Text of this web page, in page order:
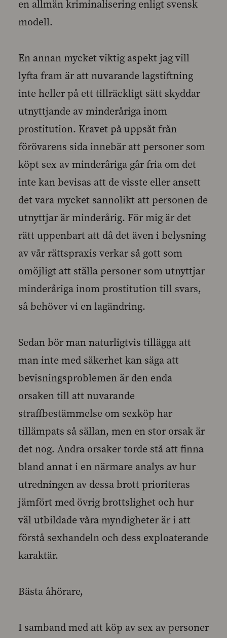
en allmän kriminalisering enligt svensk
modell.
En annan mycket viktig aspekt jag vill
lyfta fram är att nuvarande lagstiftning
inte heller på ett tillräckligt sätt skyddar
utnyttjande av minderåriga inom
prostitution. Kravet på uppsåt från
förövarens sida innebär att personer som
köpt sex av minderåriga går fria om det
inte kan bevisas att de visste eller ansett
det vara mycket sannolikt att personen de
utnyttjar är minderårig. För mig är det
rätt uppenbart att då det även i belysning
av vår rättspraxis verkar så gott som
omöjligt att ställa personer som utnyttjar
minderåriga inom prostitution till svars,
så behöver vi en lagändring.
Sedan bör man naturligtvis tillägga att
man inte med säkerhet kan säga att
bevisningsproblemen är den enda
orsaken till att nuvarande
straffbestämmelse om sexköp har
tillämpats så sällan, men en stor orsak är
det nog. Andra orsaker torde stå att finna
bland annat i en närmare analys av hur
utredningen av dessa brott prioriteras
jämfört med övrig brottslighet och hur
väl utbildade våra myndigheter är i att
förstå sexhandeln och dess exploaterande
karaktär.
Bästa åhörare,
I samband med att köp av sex av personer